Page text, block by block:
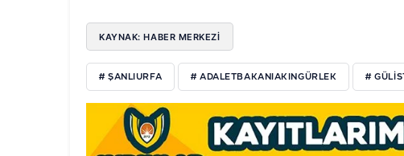
KAYNAK: HABER MERKEZİ
# ŞANLIURFA # ADALETBAKANIAKINGÜRLEK #